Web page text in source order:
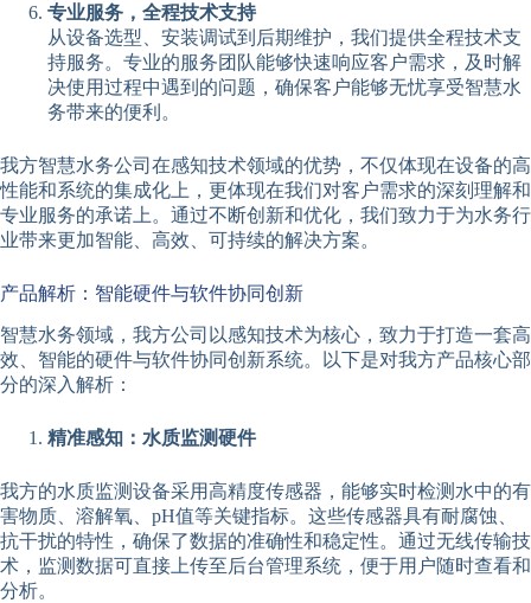
专业服务，全程技术支持
从设备选型、安装调试到后期维护，我们提供全程技术支
持服务。专业的服务团队能够快速响应客户需求，及时解
决使用过程中遇到的问题，确保客户能够无忧享受智慧水
务带来的便利。
我方智慧水务公司在感知技术领域的优势，不仅体现在设备的高
性能和系统的集成化上，更体现在我们对客户需求的深刻理解和
专业服务的承诺上。通过不断创新和优化，我们致力于为水务行
业带来更加智能、高效、可持续的解决方案。
产品解析：智能硬件与软件协同创新
智慧水务领域，我方公司以感知技术为核心，致力于打造一套高
效、智能的硬件与软件协同创新系统。以下是对我方产品核心部
分的深入解析：
精准感知：水质监测硬件
我方的水质监测设备采用高精度传感器，能够实时检测水中的有
害物质、溶解氧、pH值等关键指标。这些传感器具有耐腐蚀、
抗干扰的特性，确保了数据的准确性和稳定性。通过无线传输技
术，监测数据可直接上传至后台管理系统，便于用户随时查看和
分析。